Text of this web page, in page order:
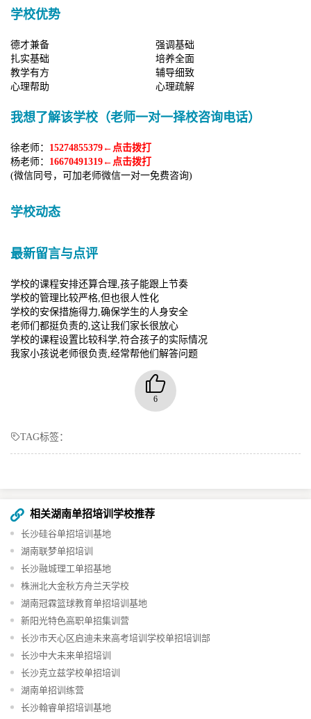
学校优势
德才兼备
强调基础
扎实基础
培养全面
教学有方
辅导细致
心理帮助
心理疏解
我想了解该学校（老师一对一择校咨询电话）
徐老师： 15274855379←点击拨打
杨老师： 16670491319←点击拨打
(微信同号，可加老师微信一对一免费咨询)
学校动态
最新留言与点评
学校的课程安排还算合理,孩子能跟上节奏
学校的管理比较严格,但也很人性化
学校的安保措施得力,确保学生的人身安全
老师们都挺负责的,这让我们家长很放心
学校的课程设置比较科学,符合孩子的实际情况
我家小孩说老师很负责,经常帮他们解答问题
6
TAG标签：
相关湖南单招培训学校推荐
长沙硅谷单招培训基地​
湖南联梦单招培训
长沙融城理工单招基地
株洲北大金秋方舟兰天学校
湖南冠霖篮球教育单招培训基地
新阳光特色高职单招集训营
长沙市天心区启迪未来高考培训学校单招培训部
长沙中大未来单招培训
长沙克立兹学校单招培训
湖南单招训练营
长沙翰睿单招培训基地